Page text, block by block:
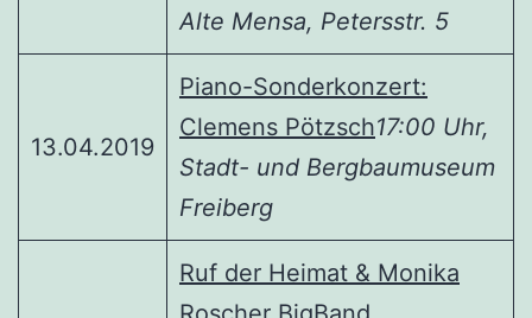
Alte Mensa, Petersstr. 5
13.04.2019
Piano-Sonderkonzert:
Clemens Pötzsch17:00 Uhr,
Stadt- und Bergbaumuseum
Freiberg
Ruf der Heimat & Monika